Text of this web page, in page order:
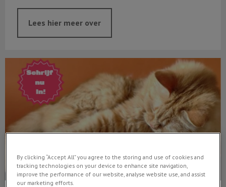
Lees hier meer over
Kattenavond
By clicking “Accept All” you agree to the storing and use of cookies and
tracking technologies on your device to enhance site navigation,
improve the performance of our website, analyse website use, and assist
our marketing efforts.